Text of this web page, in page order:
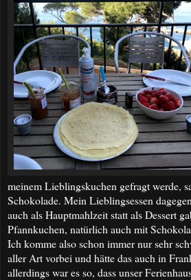
meinem Lieblingskuchen gefragt werde,
Schokolade. Mein Lieblingsessen
auch als Hauptmahlzeit statt als Dessert
Pfannkuchen, natürlich auch mit
Ich komme also schon immer nur sehr
aller Art vorbei und hätte das auch in
allerdings war es so, dass unser